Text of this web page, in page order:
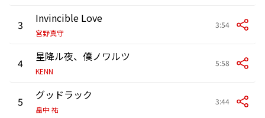
3 Invincible Love
宮野真守
3:54
4 星降ル夜、僕ノワルツ
KENN
5:58
5 グッドラック
畠中 祐
3:44